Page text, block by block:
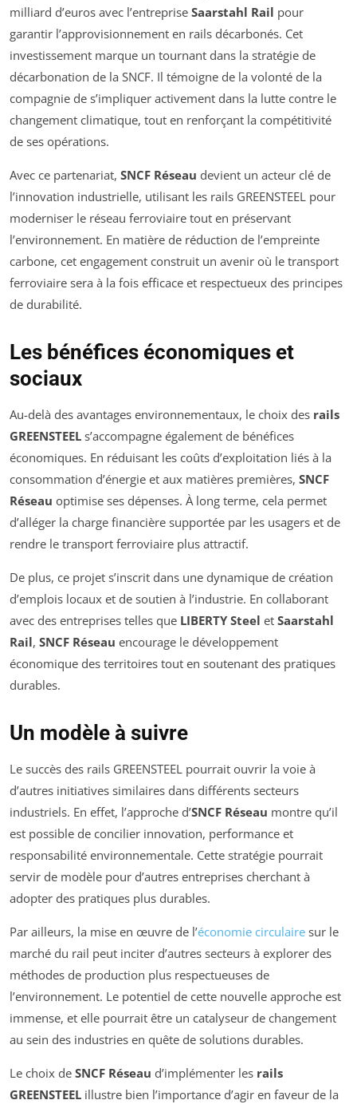
milliard d’euros avec l’entreprise Saarstahl Rail pour
garantir l’approvisionnement en rails décarbonés. Cet
investissement marque un tournant dans la stratégie de
décarbonation de la SNCF. Il témoigne de la volonté de la
compagnie de s’impliquer activement dans la lutte contre le
changement climatique, tout en renforçant la compétitivité
de ses opérations.
Avec ce partenariat, SNCF Réseau devient un acteur clé de
l’innovation industrielle, utilisant les rails GREENSTEEL pour
moderniser le réseau ferroviaire tout en préservant
l’environnement. En matière de réduction de l’empreinte
carbone, cet engagement construit un avenir où le transport
ferroviaire sera à la fois efficace et respectueux des principes
de durabilité.
Les bénéfices économiques et
sociaux
Au-delà des avantages environnementaux, le choix des rails
GREENSTEEL s’accompagne également de bénéfices
économiques. En réduisant les coûts d’exploitation liés à la
consommation d’énergie et aux matières premières, SNCF
Réseau optimise ses dépenses. À long terme, cela permet
d’alléger la charge financière supportée par les usagers et de
rendre le transport ferroviaire plus attractif.
De plus, ce projet s’inscrit dans une dynamique de création
d’emplois locaux et de soutien à l’industrie. En collaborant
avec des entreprises telles que LIBERTY Steel et Saarstahl
Rail, SNCF Réseau encourage le développement
économique des territoires tout en soutenant des pratiques
durables.
Un modèle à suivre
Le succès des rails GREENSTEEL pourrait ouvrir la voie à
d’autres initiatives similaires dans différents secteurs
industriels. En effet, l’approche d’SNCF Réseau montre qu’il
est possible de concilier innovation, performance et
responsabilité environnementale. Cette stratégie pourrait
servir de modèle pour d’autres entreprises cherchant à
adopter des pratiques plus durables.
Par ailleurs, la mise en œuvre de l’économie circulaire sur le
marché du rail peut inciter d’autres secteurs à explorer des
méthodes de production plus respectueuses de
l’environnement. Le potentiel de cette nouvelle approche est
immense, et elle pourrait être un catalyseur de changement
au sein des industries en quête de solutions durables.
Le choix de SNCF Réseau d’implémenter les rails
GREENSTEEL illustre bien l’importance d’agir en faveur de la